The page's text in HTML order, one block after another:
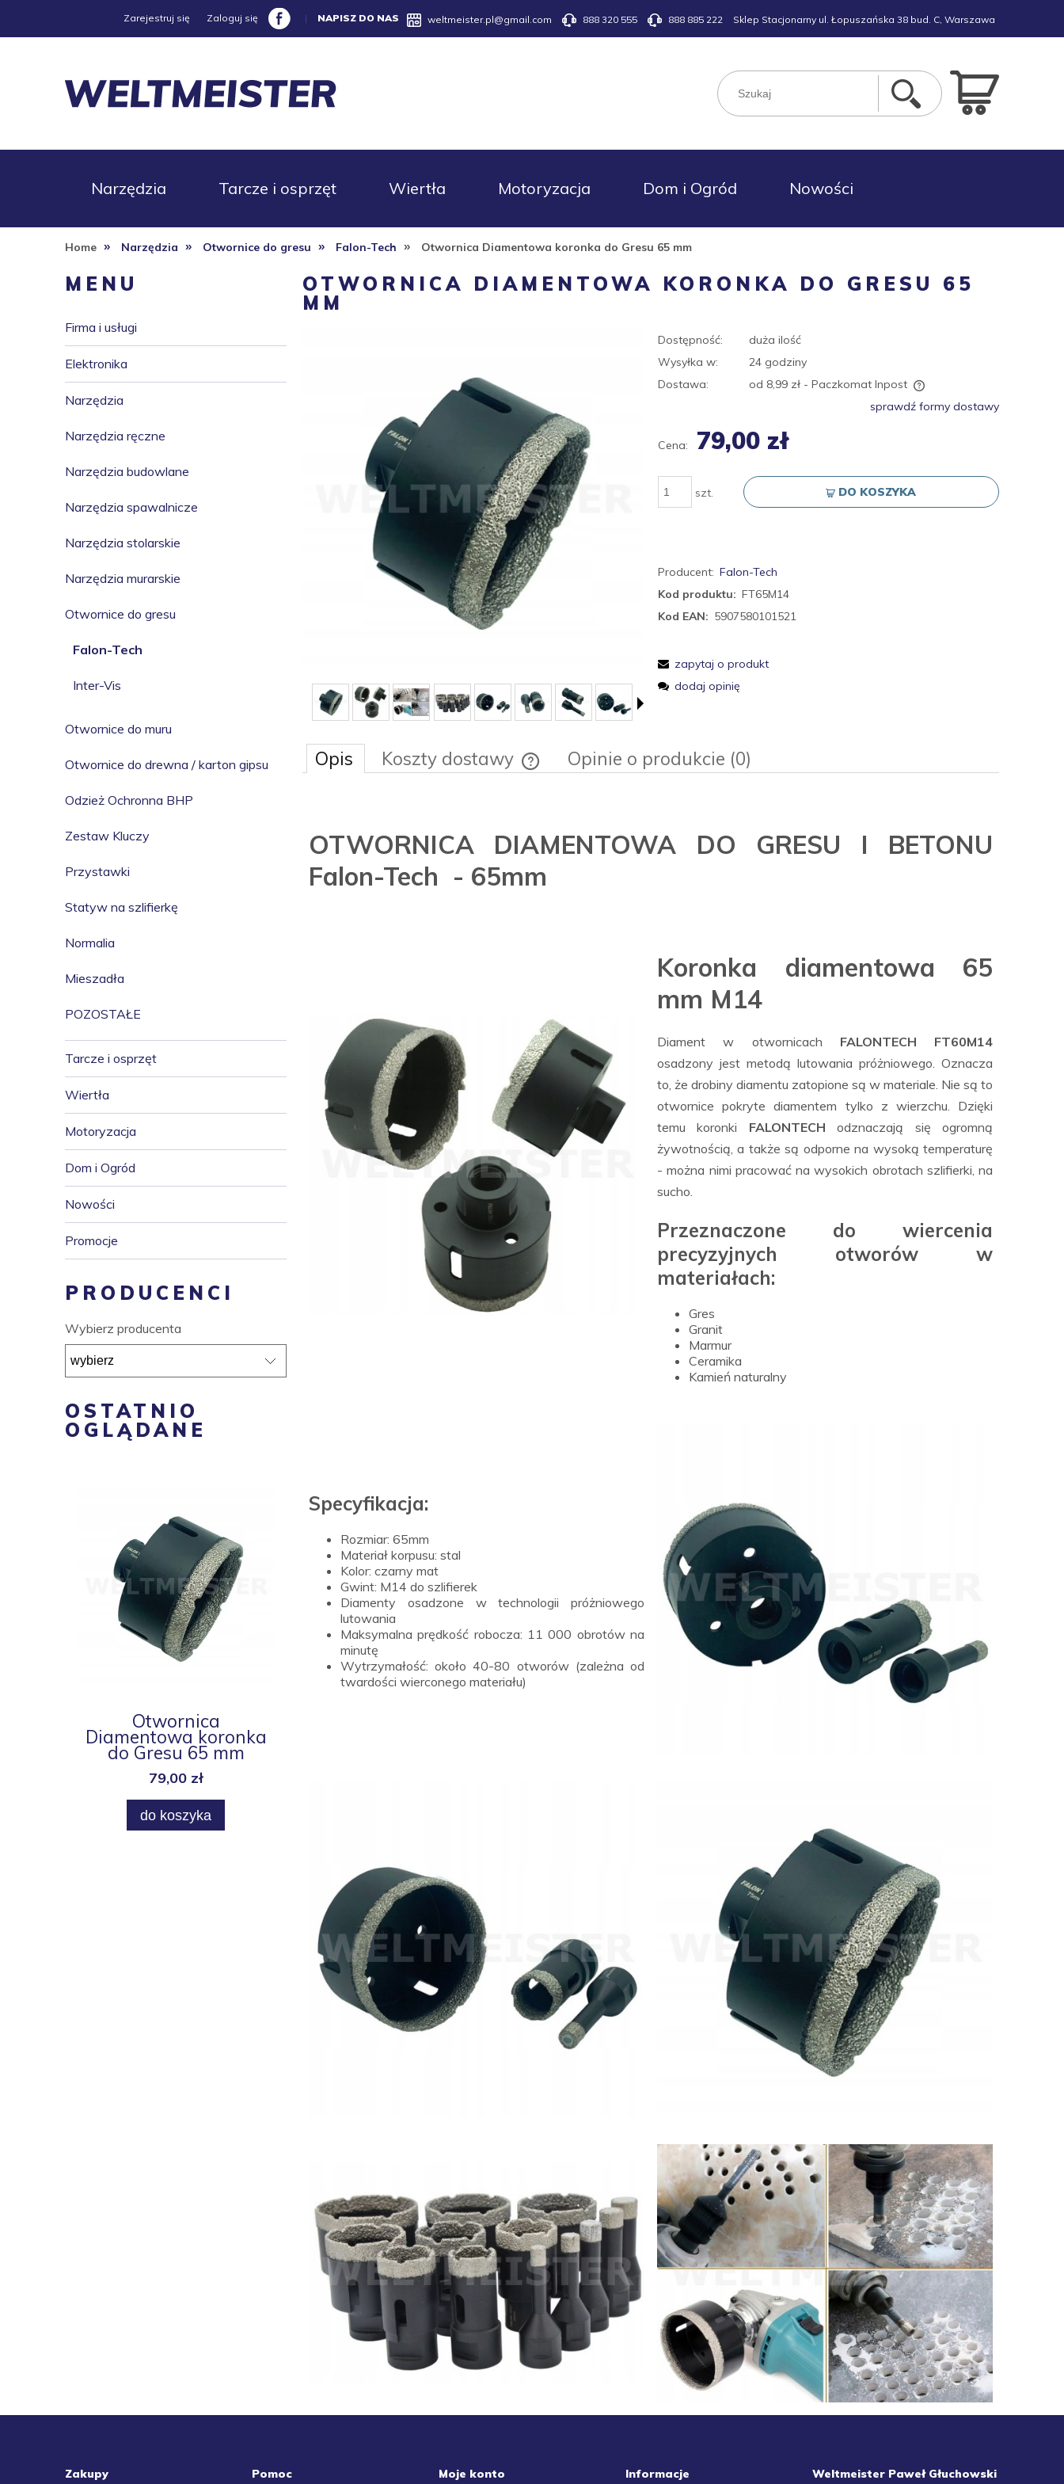
weltmeister.pl@gmail.com 888 320 555 888 885 222 Sklep Stacjonarny ul. Łopuszańska 38 bud. C, Warszawa
Zarejestruj się Zaloguj się | NAPISZ DO NAS
Narzędzia Tarcze i osprzęt Wiertła Motoryzacja Dom i Ogród Nowości
Home » Narzędzia » Otwornice do gresu » Falon-Tech » Otwornica Diamentowa koronka do Gresu 65 mm
MENU
Firma i usługi
Elektronika
Narzędzia
Narzędzia ręczne
Narzędzia budowlane
Narzędzia spawalnicze
Narzędzia stolarskie
Narzędzia murarskie
Otwornice do gresu
Falon-Tech
Inter-Vis
Otwornice do muru
Otwornice do drewna / karton gipsu
Odzież Ochronna BHP
Zestaw Kluczy
Przystawki
Statyw na szlifierkę
Normalia
Mieszadła
POZOSTAŁE
Tarcze i osprzęt
Wiertła
Motoryzacja
Dom i Ogród
Nowości
Promocje
PRODUCENCI
Wybierz producenta
OSTATNIO
OGLĄDANE
Otwornica
Diamentowa koronka
do Gresu 65 mm
79,00 zł
do koszyka
OTWORNICA DIAMENTOWA KORONKA DO GRESU 65
MM
Dostępność:
duża ilość
Wysyłka w:
24 godziny
Dostawa:
od 8,99 zł - Paczkomat Inpost
płatności
sprawdź formy dostawy
Cena: 79,00 zł
szt. DO KOSZYKA
Producent: Falon-Tech
Kod produktu: FT65M14
Kod EAN: 5907580101521
zapytaj o produkt
dodaj opinię
Opis Koszty dostawy Opinie o produkcie (0)
OTWORNICA DIAMENTOWA DO GRESU I BETONU
Falon-Tech - 65mm
Koronka diamentowa 65
mm M14
Diament w otwornicach FALONTECH FT60M14
osadzony jest metodą lutowania próżniowego. Oznacza
to, że drobiny diamentu zatopione są w materiale. Nie są to
otwornice pokryte diamentem tylko z wierzchu. Dzięki
temu koronki FALONTECH odznaczają się ogromną
żywotnością, a także są odporne na wysoką temperaturę
- można nimi pracować na wysokich obrotach szlifierki, na
sucho.
Przeznaczone do wiercenia
precyzyjnych otworów w
materiałach:
Gres
Granit
Marmur
Ceramika
Kamień naturalny
Specyfikacja:
Rozmiar: 65mm
Materiał korpusu: stal
Kolor: czarny mat
Gwint: M14 do szlifierek
Diamenty osadzone w technologii próżniowego
lutowania
Maksymalna prędkość robocza: 11 000 obrotów na
minutę
Wytrzymałość: około 40-80 otworów (zależna od
twardości wierconego materiału)
Zakupy Pomoc Moje konto Informacje Weltmeister Paweł Głuchowski